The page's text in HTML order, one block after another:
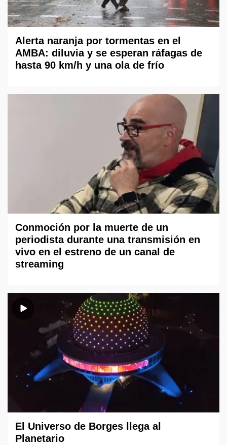
Alerta naranja por tormentas en el
AMBA: diluvia y se esperan ráfagas de
hasta 90 km/h y una ola de frío
Conmoción por la muerte de un
periodista durante una transmisión en
vivo en el estreno de un canal de
streaming
El Universo de Borges llega al
Planetario